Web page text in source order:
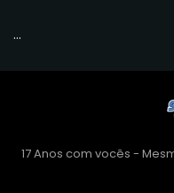
...
17 Anos com vocês -